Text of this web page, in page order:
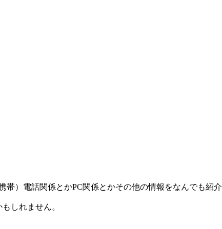
帯）電話関係とかPC関係とかその他の情報をなんでも紹
しれません。